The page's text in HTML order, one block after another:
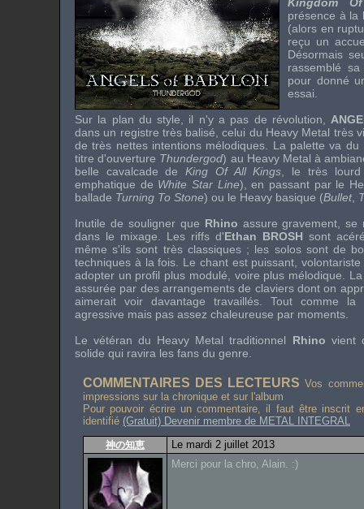
présence à la
(alors en
reçu un
Désormais
rassemblé
pour donné
essai.
Sur la plan du style, il n'y a pas de révolution,
dans un registre très balisé, celui du Heavy Metal très
de très nettes intentions mélodiques. La palette va du
titre d'ouverture Thundergod) au Heavy Metal à
belle cavalcade deKing Of All Kings , le très
emphatique de White Star Line), en passant par le
ballade Turning To Stone) ou le Heavy basique (Bullet,
Inutile de souligner que Rhino assure gravement, se
dans le mixage. Les riffs d'Ethan BROSH sont
même s'ils sont très classiques ; les solos sont de
techniques à la fois. Le chant est puissant,
adopter un profil plus modulé, voire plus mélodique.
assurée par des arrangements de claviers dont on
aimerait voir davantage travaillés. Tout comme
agressive mais pas assez chaleureuse par moments.
Le vétéran du Heavy Metal traditionnel Rhino vient
solide qui ravira les fans du genre.
COMMENTAIRES DES LECTEURS Vos
impressions sur la chronique et sur l'album
Pour pouvoir écrire un commentaire, il faut être inscrit
identifié (Gratuit) Devenir membre de METAL INTEGRAL
神の知恵
Le mardi 2 juillet 2013
Merci pour la chro, Alain. :)